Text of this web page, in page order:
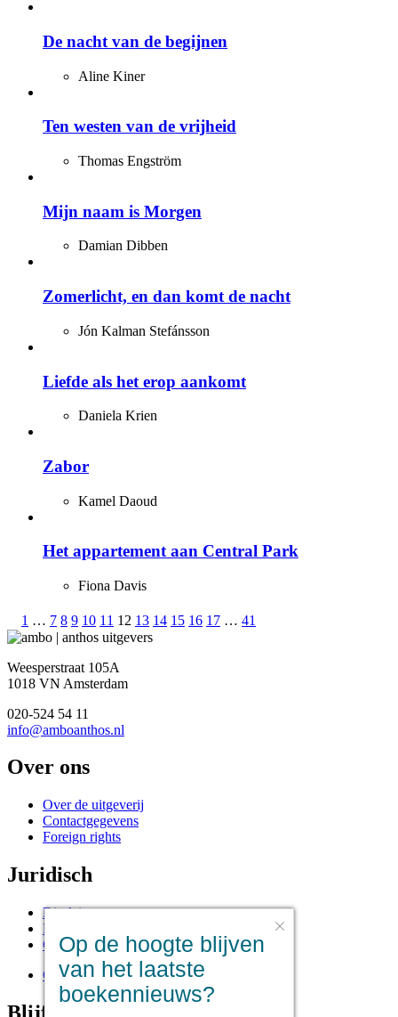
De nacht van de begijnen
Aline Kiner
Ten westen van de vrijheid
Thomas Engström
Mijn naam is Morgen
Damian Dibben
Zomerlicht, en dan komt de nacht
Jón Kalman Stefánsson
Liefde als het erop aankomt
Daniela Krien
Zabor
Kamel Daoud
Het appartement aan Central Park
Fiona Davis
Berichten
paginering
1 … 7 8 9 10 11 12 13 14 15 16 17 … 41
Weesperstraat 105A
1018 VN Amsterdam
020-524 54 11
info@amboanthos.nl
Over ons
Over de uitgeverij
Contactgegevens
Foreign rights
Juridisch
Disclaimer
Privacy statement
Cookies
Cookie instellingen
Op de hoogte blijven
van het laatste
boekennieuws?